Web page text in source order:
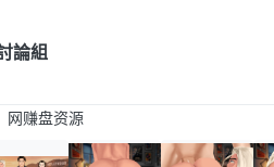
論組
网赚盘资源